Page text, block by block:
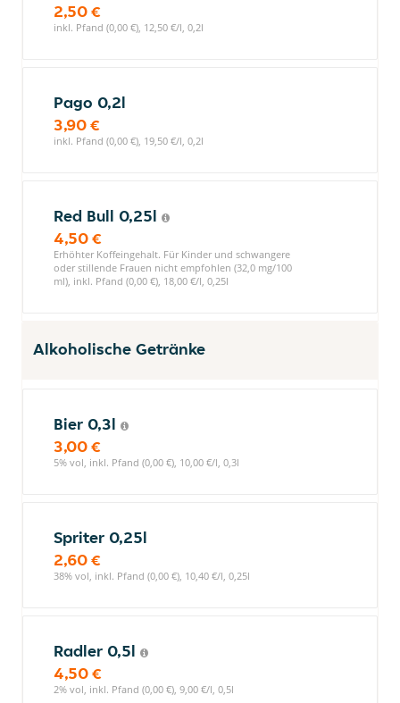
2,50 €
inkl. Pfand (0,00 €), 12,50 €/l, 0,2l
Pago 0,2l
3,90 €
inkl. Pfand (0,00 €), 19,50 €/l, 0,2l
Red Bull 0,25l
4,50 €
Erhöhter Koffeingehalt. Für Kinder und schwangere
oder stillende Frauen nicht empfohlen (32,0 mg/100
ml), inkl. Pfand (0,00 €), 18,00 €/l, 0,25l
Alkoholische Getränke
Bier 0,3l
3,00 €
5% vol, inkl. Pfand (0,00 €), 10,00 €/l, 0,3l
Spriter 0,25l
2,60 €
38% vol, inkl. Pfand (0,00 €), 10,40 €/l, 0,25l
Radler 0,5l
4,50 €
2% vol, inkl. Pfand (0,00 €), 9,00 €/l, 0,5l